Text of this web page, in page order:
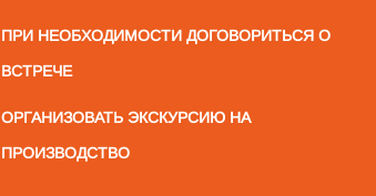
ПРИ НЕОБХОДИМОСТИ ДОГОВОРИТЬСЯ О
ВСТРЕЧЕ
ОРГАНИЗОВАТЬ ЭКСКУРСИЮ НА
ПРОИЗВОДСТВО